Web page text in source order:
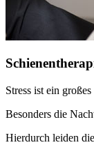
Stress ist ein
Besonders die
Hierdurch leiden